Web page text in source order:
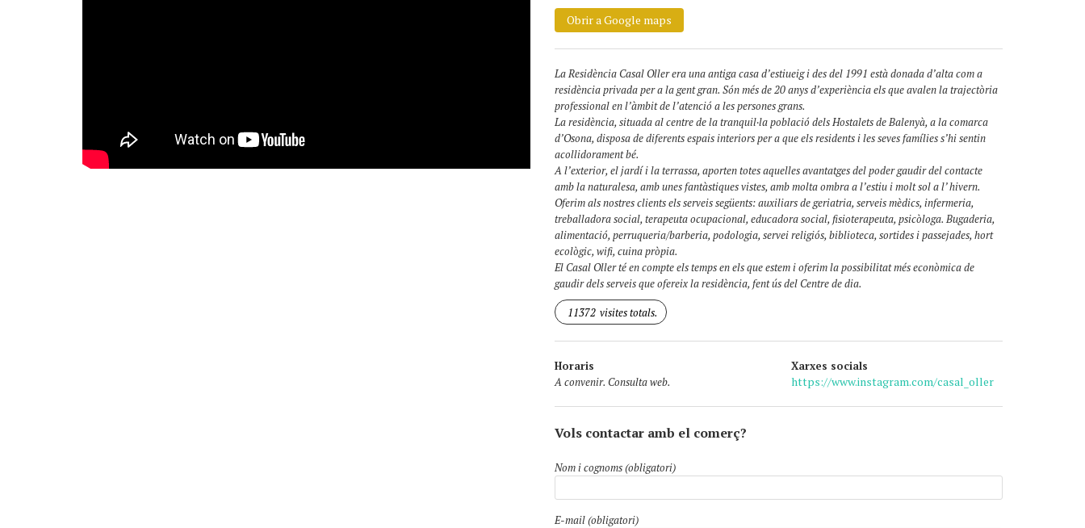
Obrir a Google maps
La Residència Casal Oller era una antiga casa d’estiueig i des del 1991 està donada d’alta com a
residència privada per a la gent gran. Són més de 20 anys d’experiència els que avalen la trajectòria
professional en l’àmbit de l’atenció a les persones grans.
La residència, situada al centre de la tranquil·la població dels Hostalets de Balenyà, a la comarca
d’Osona, disposa de diferents espais interiors per a que els residents i les seves famílies s’hi sentin
acollidorament bé.
A l’exterior, el jardí i la terrassa, aporten totes aquelles avantatges del poder gaudir del contacte
amb la naturalesa, amb unes fantàstiques vistes, amb molta ombra a l’estiu i molt sol a l’ hivern.
Oferim als nostres clients els serveis següents: auxiliars de geriatria, serveis mèdics, infermeria,
treballadora social, terapeuta ocupacional, educadora social, fisioterapeuta, psicòloga. Bugaderia,
alimentació, perruqueria/barberia, podologia, servei religiós, biblioteca, sortides i passejades, hort
ecològic, wifi, cuina pròpia.
El Casal Oller té en compte els temps en els que estem i oferim la possibilitat més econòmica de
gaudir dels serveis que ofereix la residència, fent ús del Centre de dia.
11372 visites totals.
Horaris
A convenir. Consulta web.
Xarxes socials
https://www.instagram.com/casal_oller
Vols contactar amb el comerç?
Nom i cognoms (obligatori)
E-mail (obligatori)